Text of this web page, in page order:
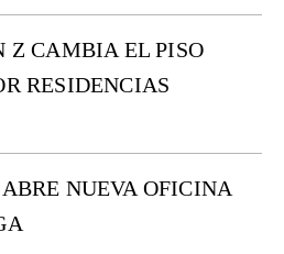
Z CAMBIA EL PISO
RESIDENCIAS
NUEVA OFICINA